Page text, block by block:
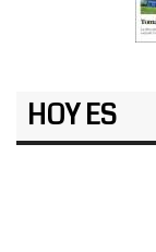
HOY ES